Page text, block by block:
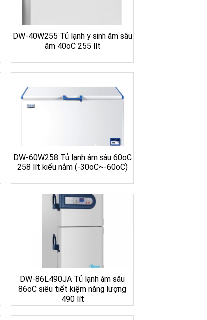
DW-40W255 Tủ lạnh y sinh âm sâu
âm 40oC 255 lít
DW-60W258 Tủ lạnh âm sâu 60oC
258 lít kiểu nằm (-30oC~-60oC)
DW-86L490JA Tủ lạnh âm sâu
86oC siêu tiết kiệm năng lượng
490 lít